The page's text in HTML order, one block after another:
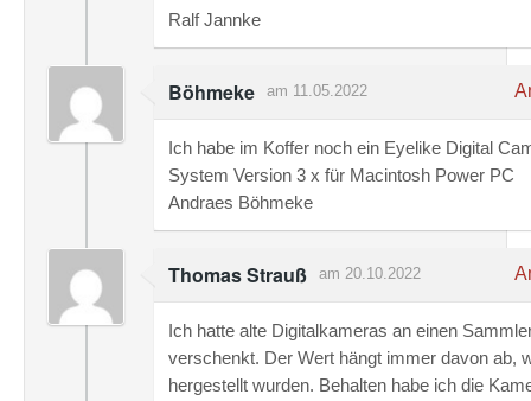
Ralf Jannke
Böhmeke am 11.05.2022
Ich habe im Koffer noch ein Eyelike Digital
System Version 3 x für Macintosh Power PC
Andraes Böhmeke
Thomas Strauß am 20.10.2022
Ich hatte alte Digitalkameras an einen
verschenkt. Der Wert hängt immer davon ab,
hergestellt wurden. Behalten habe ich die